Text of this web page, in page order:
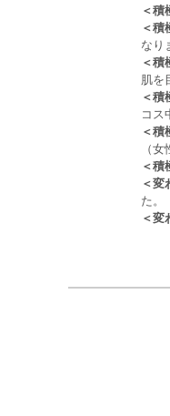
＜積
＜積
なり
＜積
肌を
＜積
コス
＜積
（女
＜積
＜変
た。
＜変